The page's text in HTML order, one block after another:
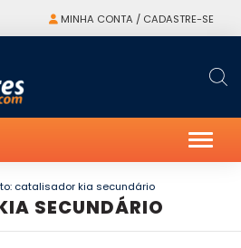
MINHA CONTA / CADASTRE-SE
catalisador kia secundário
SECUNDÁRIO